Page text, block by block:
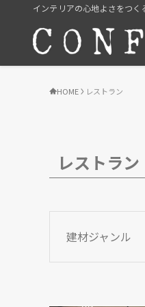
インテリアの心地よさをつく
HOME レストラン
レストラン
建材ジャンル